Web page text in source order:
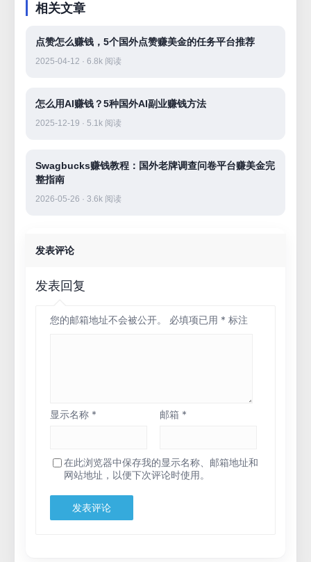
相关文章
点赞怎么赚钱，5个国外点赞赚美金的任务平台推荐
2025-04-12 · 6.8k 阅读
怎么用AI赚钱？5种国外AI副业赚钱方法
2025-12-19 · 5.1k 阅读
Swagbucks赚钱教程：国外老牌调查问卷平台赚美金完
整指南
2026-05-26 · 3.6k 阅读
发表评论
发表回复
您的邮箱地址不会被公开。 必填项已用 * 标注
显示名称 * 邮箱 *
在此浏览器中保存我的显示名称、邮箱地址和
网站地址，以便下次评论时使用。